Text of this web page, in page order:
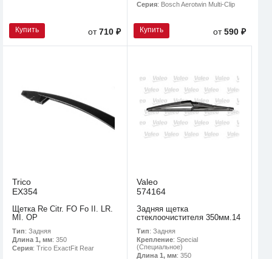
Купить от710 ₽
Серия: Bosch Aerotwin Multi-Clip
Купить от590 ₽
Trico
EX354
Щетка Re Citr. FO Fo II. LR.
MI. OP
Тип: Задняя
Длина 1, мм: 350
Серия: Trico ExactFit Rear
Valeo
574164
Задняя щетка
стеклоочистителя 350мм.14
Тип: Задняя
Крепление: Special
(Специальное)
Длина 1, мм: 350